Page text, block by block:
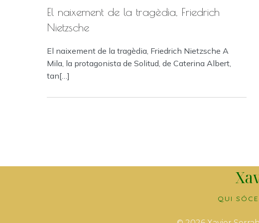
El naixement de la tragèdia, Friedrich
Nietzsche
El naixement de la tragèdia, Friedrich Nietzsche A
Mila, la protagonista de Solitud, de Caterina Albert,
tan[…]
QUI SÓC